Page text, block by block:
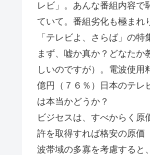
レビ」。あんな番組内容で
ていて。番組劣化も極まれ
「テレビよ、さらば」の特
まず、嘘か真か？どなた
しいのですが）。電波使
億円（７６％）日本のテレ
は本当かどうか？
ビジセスは、すべからく
許を取得すれば格安の原価
波帯域の多寡を考慮すると